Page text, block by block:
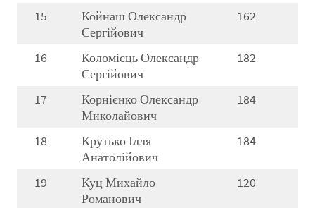
15
Койнаш Олександр
Сергійович
162
16
Коломієць Олександр
Сергійович
182
17
Корнієнко Олександр
Миколайович
184
18
Крутько Ілля
Анатолійович
184
19
Куц Михайло
Романович
120